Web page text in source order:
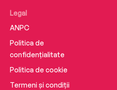
Legal
ANPC
Politica de
confidențialitate
Politica de cookie
Termeni și condiții